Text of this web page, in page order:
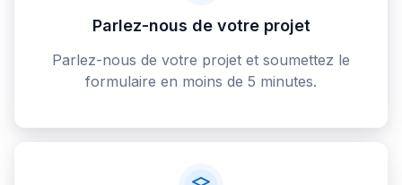
Parlez-nous de votre projet
Parlez-nous de votre projet et soumettez le
formulaire en moins de 5 minutes.